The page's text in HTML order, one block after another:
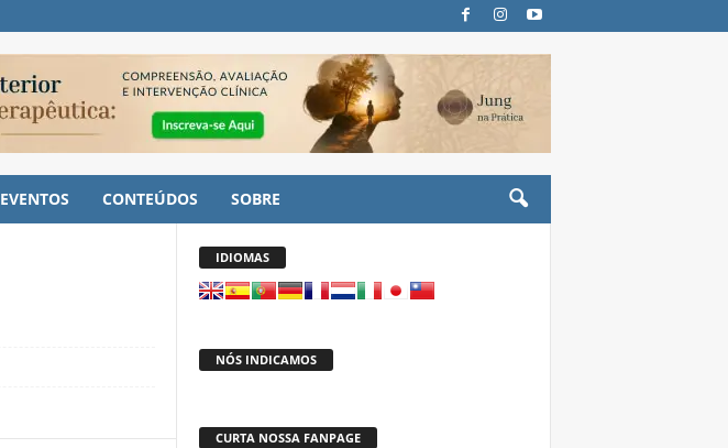
EVENTOS CONTEÚDOS SOBRE
IDIOMAS
NÓS INDICAMOS
CURTA NOSSA FANPAGE